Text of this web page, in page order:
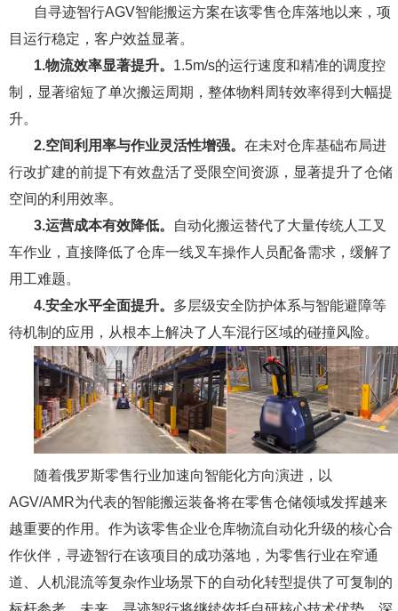
自寻迹智行AGV智能搬运方案在该零售仓库落地以来，项
目运行稳定，客户效益显著。
1.物流效率显著提升。 1.5m/s的运行速度和精准的调度控
制，显著缩短了单次搬运周期，整体物料周转效率得到大幅提
升。
2.空间利用率与作业灵活性增强。 在未对仓库基础布局进
行改扩建的前提下有效盘活了受限空间资源，显著提升了仓储
空间的利用效率。
3.运营成本有效降低。
自动化搬运替代了大量传统人工叉
车作业，直接降低了仓库一线叉车操作人员配备需求，缓解了
用工难题。
4.安全水平全面提升。 多层级安全防护体系与智能避障等
待机制的应用，从根本上解决了人车混行区域的碰撞风险。
随着俄罗斯零售行业加速向智能化方向演进，以
AGV/AMR为代表的智能搬运装备将在零售仓储领域发挥越来
越重要的作用。作为该零售企业仓库物流自动化升级的核心合
作伙伴，寻迹智行在该项目的成功落地，为零售行业在窄通
道、人机混流等复杂作业场景下的自动化转型提供了可复制的